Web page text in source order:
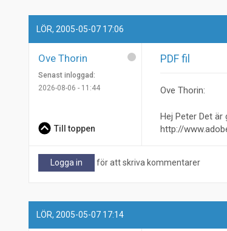
LÖR, 2005-05-07 17:06
Ove Thorin
Senast inloggad:
2026-08-06 - 11:44
PDF fil
Ove Thorin:
Hej Peter Det är
http://
Till toppen
Logga in för att skriva kommentarer
LÖR, 2005-05-07 17:14